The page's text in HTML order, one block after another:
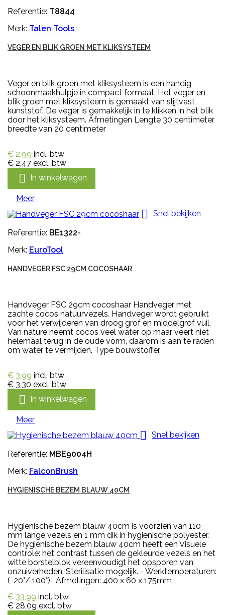
Referentie: T8844
Merk: Talen Tools
VEGER EN BLIK GROEN MET KLIKSYSTEEM
Veger en blik groen met kliksysteem is een handig
schoonmaakhulpje in compact formaat. Het veger en
blik groen met kliksysteem is gemaakt van slijtvast
kunststof. De veger is gemakkelijk in te klikken in het blik
door het kliksysteem. Afmetingen Lengte 30 centimeter
breedte van 20 centimeter
€ 2,99 incl. btw
€ 2,47 excl. btw
 In winkelwagen
Meer
 Snel bekijken
Referentie: BE1322-
Merk: EuroTool
HANDVEGER FSC 29CM COCOSHAAR
Handveger FSC 29cm cocoshaar Handveger met
zachte cocos natuurvezels. Handveger wordt gebruikt
voor het verwijderen van droog grof en middelgrof vuil.
Van nature neemt cocos veel water op maar veert niet
helemaal terug in de oude vorm, daarom is aan te raden
om water te vermijden. Type bouwstoffer.
€ 3,99 incl. btw
€ 3,30 excl. btw
 In winkelwagen
Meer
 Snel bekijken
Referentie: MBE9004H
Merk: FalconBrush
HYGIENISCHE BEZEM BLAUW 40CM
Hygienische bezem blauw 40cm is voorzien van 110
mm lange vezels en 1 mm dik in hygiënische polyester.
De hygienische bezem blauw 40cm heeft een Visuele
controle: het contrast tussen de gekleurde vezels en het
witte borstelblok vereenvoudigt het opsporen van
onzuiverheden. Sterilisatie mogelijk. - Werktemperaturen:
(-20°/ 100°)- Afmetingen: 400 x 60 x 175mm
€ 33,99 incl. btw
€ 28,09 excl. btw